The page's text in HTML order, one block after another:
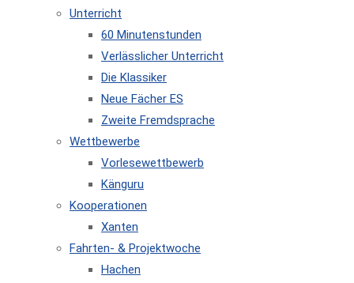
Unterricht
60 Minutenstunden
Verlässlicher Unterricht
Die Klassiker
Neue Fächer ES
Zweite Fremdsprache
Wettbewerbe
Vorlesewettbewerb
Känguru
Kooperationen
Xanten
Fahrten- & Projektwoche
Hachen